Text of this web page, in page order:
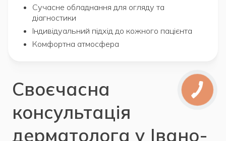
Сучасне обладнання для огляду та
діагностики
Індивідуальний підхід до кожного пацієнта
Комфортна атмосфера
Своєчасна
консультація
дерматолога у Івано-